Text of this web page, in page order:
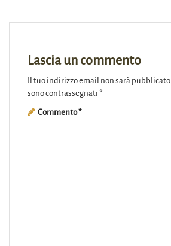
Lascia un commento
Il tuo indirizzo email non sarà pubblicato.
sono contrassegnati *
Commento*